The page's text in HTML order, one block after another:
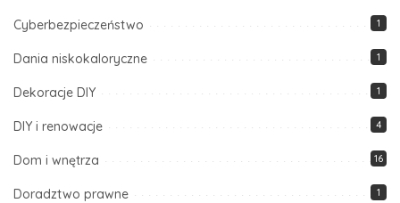
Cyberbezpieczeństwo 1
Dania niskokaloryczne 1
Dekoracje DIY 1
DIY i renowacje 4
Dom i wnętrza 16
Doradztwo prawne 1